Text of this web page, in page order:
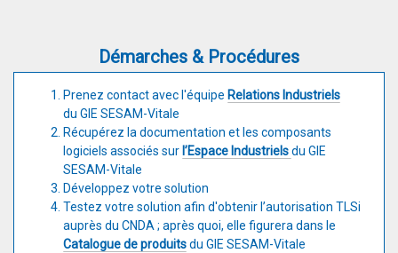
Démarches & Procédures
Prenez contact avec l'équipe Relations Industriels
du GIE SESAM-Vitale
Récupérez la documentation et les composants
logiciels associés sur l’Espace Industrielsdu GIE
SESAM-Vitale
Développez votre solution
Testez votre solution afin d'obtenir l’autorisation TLSi
auprès du CNDA ; après quoi, elle figurera dans le
Catalogue de produitsdu GIE SESAM-Vitale